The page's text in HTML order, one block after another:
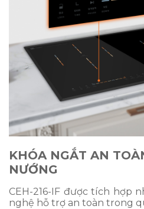
KHÓA NGẮT AN
NƯỚNG
CEH-216-IF được tích hợp
nghệ hỗ trợ an toàn trong